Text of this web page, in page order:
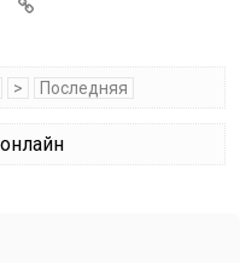
> Последняя